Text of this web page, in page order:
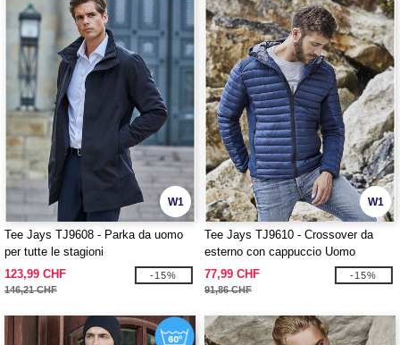
W1
Tee Jays TJ9608 - Parka da uomo
per tutte le stagioni
123,99 CHF
146,21 CHF
-15%
W1
Tee Jays TJ9610 - Crossover da
esterno con cappuccio Uomo
77,99 CHF
91,86 CHF
-15%